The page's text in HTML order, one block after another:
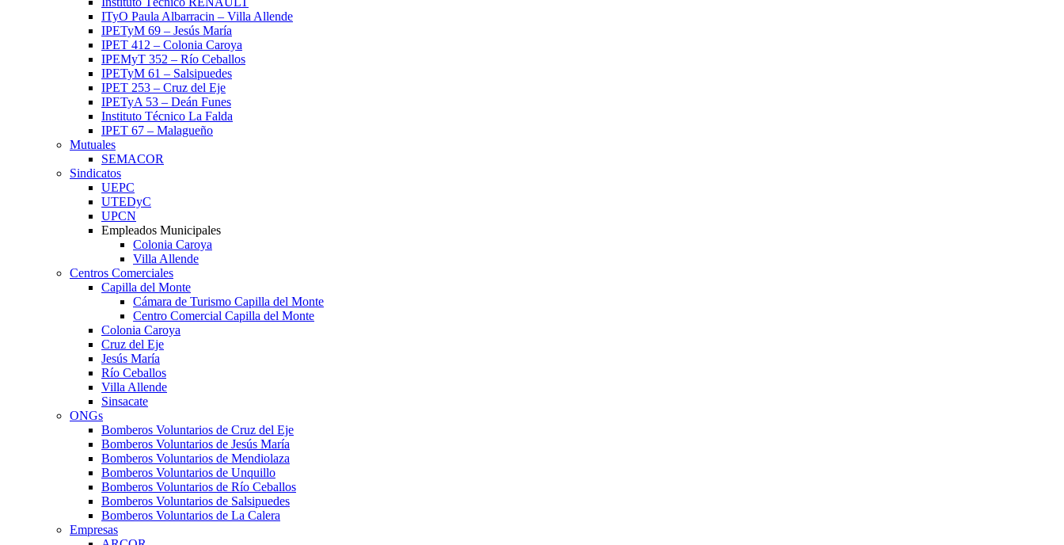
ITyO Paula Albarracin – Villa Allende
IPETyM 69 – Jesús María
IPET 412 – Colonia Caroya
IPEMyT 352 – Río Ceballos
IPETyM 61 – Salsipuedes
IPET 253 – Cruz del Eje
IPETyA 53 – Deán Funes
Instituto Técnico La Falda
IPET 67 – Malagueño
Mutuales
SEMACOR
Sindicatos
UEPC
UTEDyC
UPCN
Empleados Municipales
Colonia Caroya
Villa Allende
Centros Comerciales
Capilla del Monte
Cámara de Turismo Capilla del Monte
Centro Comercial Capilla del Monte
Colonia Caroya
Cruz del Eje
Jesús María
Río Ceballos
Villa Allende
Sinsacate
ONGs
Bomberos Voluntarios de Cruz del Eje
Bomberos Voluntarios de Jesús María
Bomberos Voluntarios de Mendiolaza
Bomberos Voluntarios de Unquillo
Bomberos Voluntarios de Río Ceballos
Bomberos Voluntarios de Salsipuedes
Bomberos Voluntarios de La Calera
Empresas